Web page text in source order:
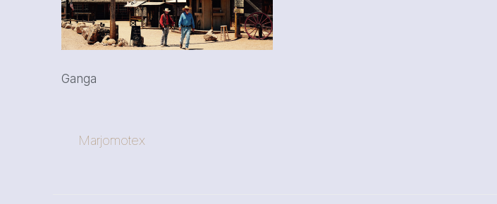
Ganga
Marjomotex